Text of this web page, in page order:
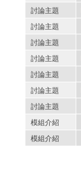
討論主題
討論主題
討論主題
討論主題
討論主題
討論主題
討論主題
模組介紹
模組介紹